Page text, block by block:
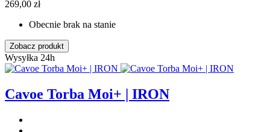
269,00 zł
Obecnie brak na stanie
Zobacz produkt
Wysyłka 24h
Cavoe Torba Moi+ | IRON